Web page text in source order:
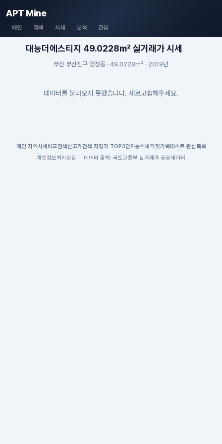
APT Mine
메인 검색 시세 분석 관심
대능더에스티지 49.0228m² 실거래가 시세
부산 부산진구 양정동 · 49.0228m² · 2019년
데이터를 불러오지 못했습니다. 새로고침해주세요.
메인| 지역시세 비교검색신고가검색 저평가 TOP3단지분석 바닥찾기 백테스트 관심목록
개인정보처리방침
· 데이터 출처: 국토교통부 실거래가 공공데이터